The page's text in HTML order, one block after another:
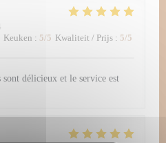
Keuken : 5/5 Kwaliteit / Prijs : 5/5
délicieux et le service est